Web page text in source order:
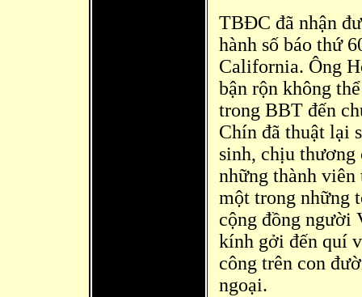
TBĐC đã nhận
hành số báo thứ
California. Ông
bận rộn không
trong BBT đến
Chín đã thuật lại
sinh, chịu
những thành
một trong những
cộng đồng người
kính gởi đến quí
công trên con đ
ngoại.